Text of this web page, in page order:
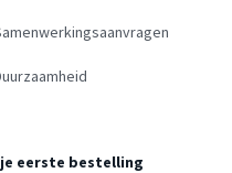
eerste bestelling